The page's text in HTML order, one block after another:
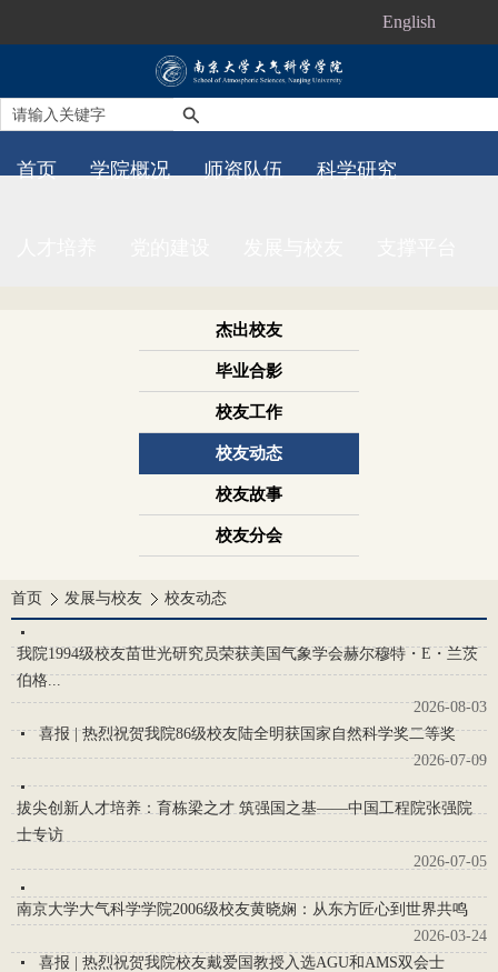
English
首页 学院概况 师资队伍 科学研究
杰出校友
毕业合影
校友工作
校友动态
校友故事
校友分会
首页 发展与校友 校友动态
我院1994级校友苗世光研究员荣获美国气象学会赫尔穆特・E・兰茨
伯格...
2026-08-03
喜报 | 热烈祝贺我院86级校友陆全明获国家自然科学奖二等奖
2026-07-09
拔尖创新人才培养：育栋梁之才 筑强国之基——中国工程院张强院
士专访
2026-07-05
南京大学大气科学学院2006级校友黄晓娴：从东方匠心到世界共鸣
2026-03-24
喜报 | 热烈祝贺我院校友戴爱国教授入选AGU和AMS双会士